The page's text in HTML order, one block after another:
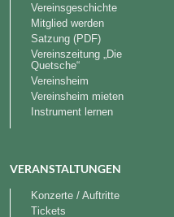
Vereinsgeschichte
Mitglied werden
Satzung (PDF)
Vereinszeitung „Die
Quetsche“
Vereinsheim
Vereinsheim mieten
Instrument lernen
VERANSTALTUNGEN
Konzerte / Auftritte
Tickets